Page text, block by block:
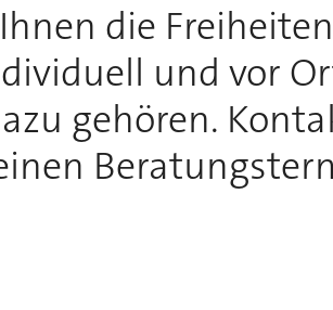
die
und vor
gehören.